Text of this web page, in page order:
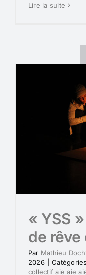
Lire la suite
« YSS
de rêve
Par Mathieu
2026
collectif aie aie